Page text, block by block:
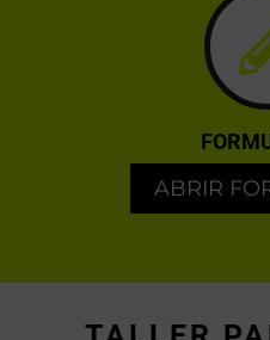
ABRIR